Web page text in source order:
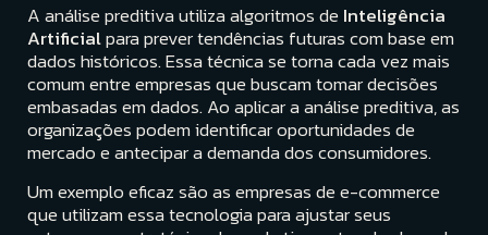
A análise preditiva utiliza algoritmos de Inteligência
Artificialpara prever tendências futuras com base em
dados históricos. Essa técnica se torna cada vez mais
comum entre empresas que buscam tomar decisões
embasadas em dados. Ao aplicar a análise preditiva, as
organizações podem identificar oportunidades de
mercado e antecipar a demanda dos consumidores.
Um exemplo eficaz são as empresas de e-commerce
que utilizam essa tecnologia para ajustar seus